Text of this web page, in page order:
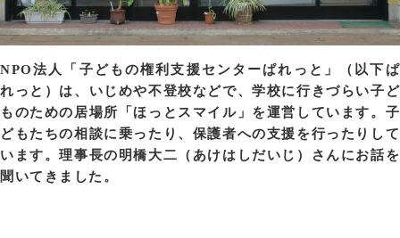
NPO法人「子どもの権利支援センターぱれっと」（以下ぱ
れっと）は、いじめや不登校などで、学校に行きづらい子ど
ものための居場所「ほっとスマイル」を運営しています。子
どもたちの相談に乗ったり、保護者への支援を行ったりして
います。理事長の明橋大二（あけはしだいじ）さんにお話を
聞いてきました。